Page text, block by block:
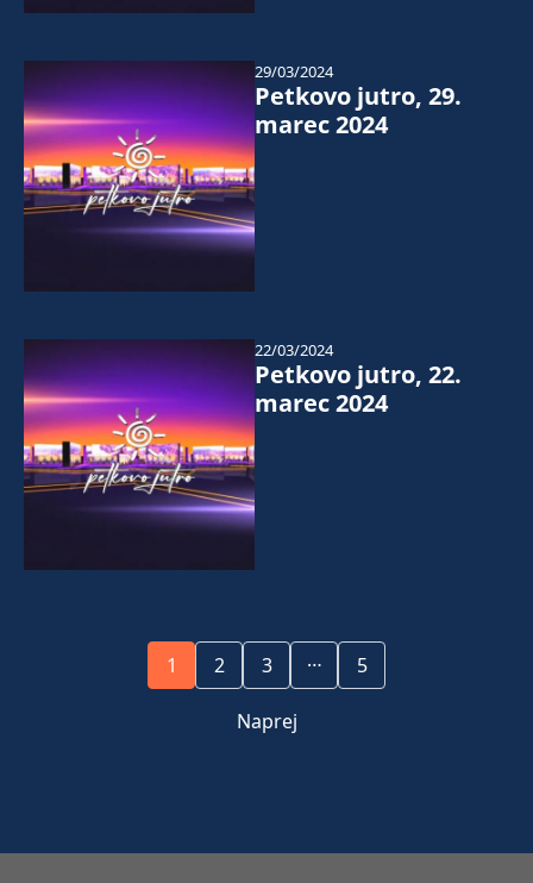
Petkovo jutro, 29.
marec 2024
29/03/2024
Petkovo jutro, 22.
marec 2024
22/03/2024
1 2 3 … 5
Naprej